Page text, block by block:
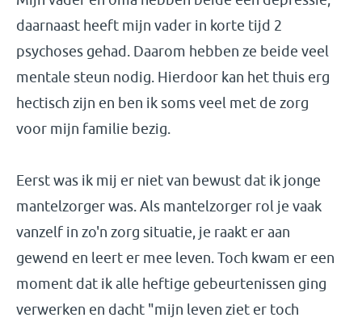
daarnaast heeft mijn vader in korte tijd 2
psychoses gehad. Daarom hebben ze beide veel
mentale steun nodig. Hierdoor kan het thuis erg
hectisch zijn en ben ik soms veel met de zorg
voor mijn familie bezig.
Eerst was ik mij er niet van bewust dat ik jonge
mantelzorger was. Als mantelzorger rol je vaak
vanzelf in zo'n zorg situatie, je raakt er aan
gewend en leert er mee leven. Toch kwam er een
moment dat ik alle heftige gebeurtenissen ging
verwerken en dacht "mijn leven ziet er toch